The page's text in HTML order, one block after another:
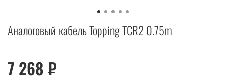
Аналоговый кабель Topping TCR2 0.75m
7 268 ₽